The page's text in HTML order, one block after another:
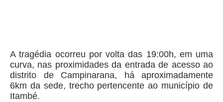
A tragédia ocorreu por volta das 19:00h, em uma
curva, nas proximidades da entrada de acesso ao
distrito de Campinarana, há aproximadamente
6km da sede, trecho pertencente ao município de
Itambé.